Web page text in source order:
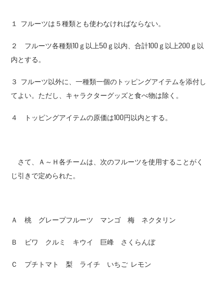
１ フルーツは５種類とも使わなければならない。
２ フルーツ各種類10ｇ以上50ｇ以内、合計100ｇ以上200ｇ以
内とする。
３ フルーツ以外に、一種類一個のトッピングアイテムを添付し
てよい。ただし、キャラクターグッズと食べ物は除く。
４ トッピングアイテムの原価は100円以内とする。
さて、Ａ～Ｈ各チームは、次のフルーツを使用することがく
じ引きで定められた。
Ａ 桃 グレープフルーツ マンゴ 梅 ネクタリン
Ｂ ビワ クルミ キウイ 巨峰 さくらんぼ
Ｃ プチトマト 梨 ライチ いちご レモン